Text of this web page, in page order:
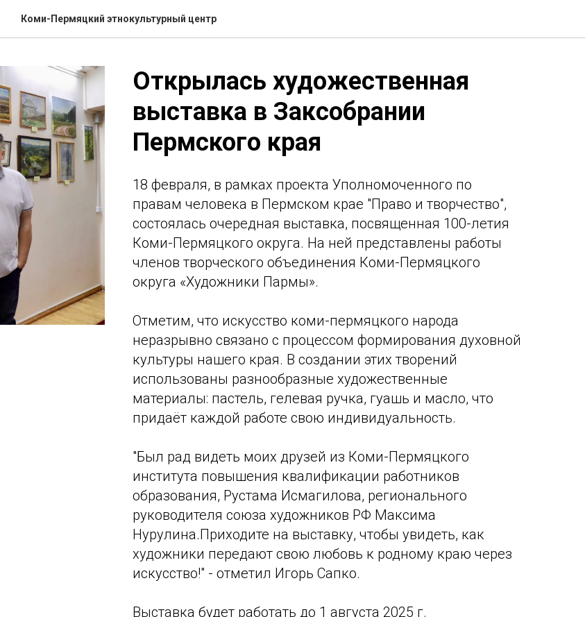
Коми-Пермяцкий этнокультурный центр
Открылась художественная
выставка в Заксобрании
Пермского края
18 февраля, в рамках проекта Уполномоченного по
правам человека в Пермском крае "Право и творчество",
состоялась очередная выставка, посвященная 100-летия
Коми-Пермяцкого округа. На ней представлены работы
членов творческого объединения Коми-Пермяцкого
округа «Художники Пармы».
Отметим, что искусство коми-пермяцкого народа
неразрывно связано с процессом формирования духовной
культуры нашего края. В создании этих творений
использованы разнообразные художественные
материалы: пастель, гелевая ручка, гуашь и масло, что
придаёт каждой работе свою индивидуальность.
"Был рад видеть моих друзей из Коми-Пермяцкого
института повышения квалификации работников
образования, Рустама Исмагилова, регионального
руководителя союза художников РФ Максима
Нурулина.Приходите на выставку, чтобы увидеть, как
художники передают свою любовь к родному краю через
искусство!" - отметил Игорь Сапко.
Выставка будет работать до 1 августа 2025 г.